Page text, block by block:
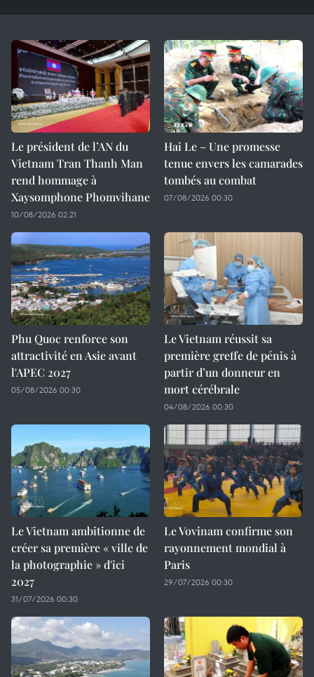
Le président de l’AN du
Vietnam Tran Thanh Man
rend hommage à
Xaysomphone Phomvihane
10/08/2026 02:21
Hai Le – Une promesse
tenue envers les camarades
tombés au combat
07/08/2026 00:30
Phu Quoc renforce son
attractivité en Asie avant
l'APEC 2027
05/08/2026 00:30
Le Vietnam réussit sa
première greffe de pénis à
partir d’un donneur en
mort cérébrale
04/08/2026 00:30
Le Vietnam ambitionne de
créer sa première « ville de
la photographie » d'ici
2027
31/07/2026 00:30
Le Vovinam confirme son
rayonnement mondial à
Paris
29/07/2026 00:30